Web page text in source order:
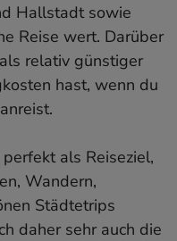
Hallstadt sowie
Reise wert. Darüber
relativ günstiger
hast, wenn du
als Reiseziel,
Wandern,
Städtetrips
daher sehr auch die